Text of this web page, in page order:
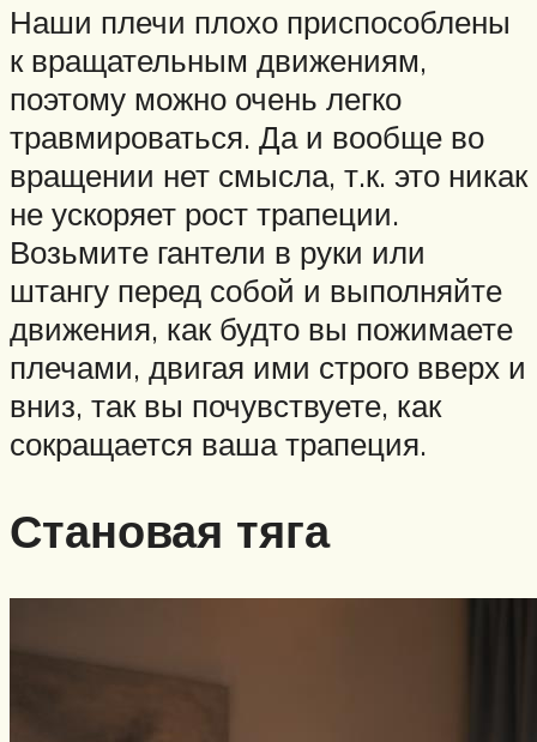
Наши плечи плохо приспособлены
к вращательным движениям,
поэтому можно очень легко
травмироваться. Да и вообще во
вращении нет смысла, т.к. это никак
не ускоряет рост трапеции.
Возьмите гантели в руки или
штангу перед собой и выполняйте
движения, как будто вы пожимаете
плечами, двигая ими строго вверх и
вниз, так вы почувствуете, как
сокращается ваша трапеция.
Становая тяга